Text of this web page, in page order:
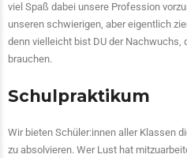
viel Spaß dabei unsere Profession
unseren schwierigen, aber eigentlich
denn vielleicht bist DU der Nachwuchs,
brauchen.
Schulpraktikum
Wir bieten Schüler:innen aller Klassen
zu absolvieren. Wer Lust hat